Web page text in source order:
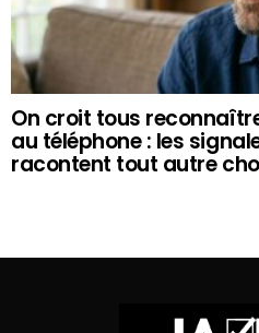
On croit tous
au téléphone : les
racontent tout autre